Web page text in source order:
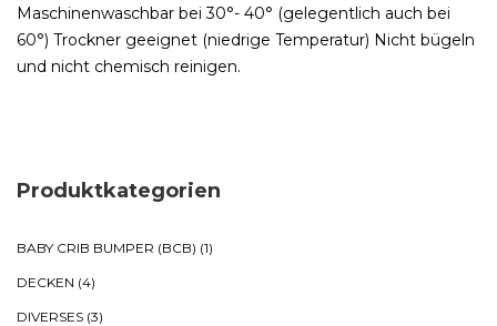
Maschinenwaschbar bei 30°- 40° (gelegentlich auch bei
60°) Trockner geeignet (niedrige Temperatur) Nicht bügeln
und nicht chemisch reinigen.
Produktkategorien
BABY CRIB BUMPER (BCB) (1)
DECKEN (4)
DIVERSES (3)